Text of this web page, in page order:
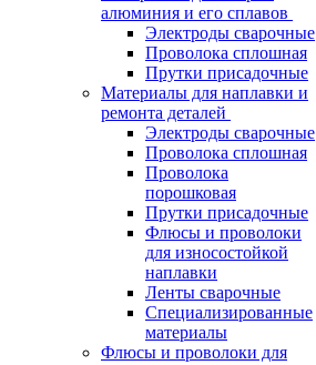
алюминия и его сплавов
Электроды сварочные
Проволока сплошная
Прутки присадочные
Материалы для наплавки и
ремонта деталей
Электроды сварочные
Проволока сплошная
Проволока
порошковая
Прутки присадочные
Флюсы и проволоки
для износостойкой
наплавки
Ленты сварочные
Специализированные
материалы
Флюсы и проволоки для